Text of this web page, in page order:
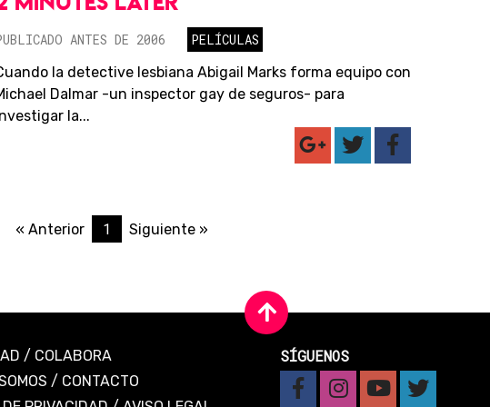
ANTES DE 2006
PELÍCULAS
la detective lesbiana Abigail Marks forma equipo con
Dalmar -un inspector gay de seguros- para
la...
« Anterior 1 Siguiente »
/ COLABORA
/ CONTACTO
SÍGUENOS